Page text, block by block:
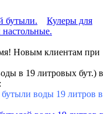
бутыли.
Кулеры для
Новым клиентам при
в 19 литровых бут.) в
воды 19 литров в